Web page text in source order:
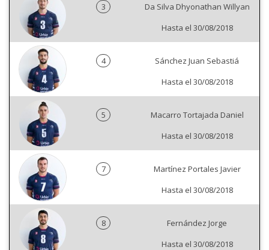
3
Da Silva Dhyonathan Willyan
Hasta el 30/08/2018
4
Sánchez Juan Sebastiá
Hasta el 30/08/2018
5
Macarro Tortajada Daniel
Hasta el 30/08/2018
7
Martínez Portales Javier
Hasta el 30/08/2018
8
Fernández Jorge
Hasta el 30/08/2018